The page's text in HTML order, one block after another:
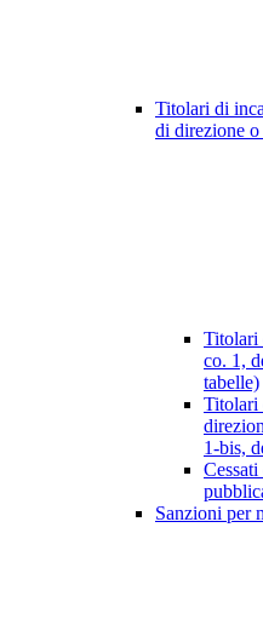
Titolari di
di direzione
Titolari
co. 1,
tabelle)
Titolari
1-bis,
Sanzioni per